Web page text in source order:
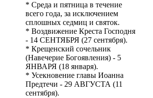
* Среда и пятница в течение
всего года, за исключением
сплошных седмиц и святок.
* Воздвижение Креста Господня
- 14 СЕНТЯБРЯ (27 сентября).
* Крещенский сочельник
(Навечерие Богоявления) - 5
ЯНВАРЯ (18 января).
* Усекновение главы Иоанна
Предтечи - 29 АВГУСТА (11
сентября).